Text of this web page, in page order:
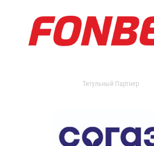
Титульный Партнер